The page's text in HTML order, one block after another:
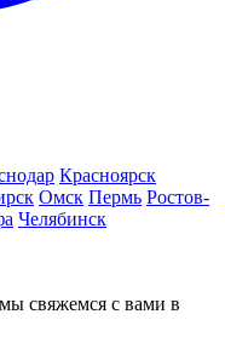
Красноярск
Омск Пермь Ростов-
Челябинск
свяжемся с вами в